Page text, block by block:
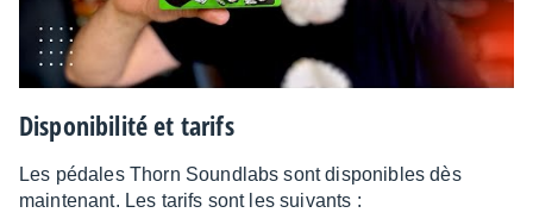
Dispo­ni­bi­lité et tarifs
Les pédales Thorn Sound­labs sont dispo­nibles dès
main­te­nant. Les tarifs sont les suivants :